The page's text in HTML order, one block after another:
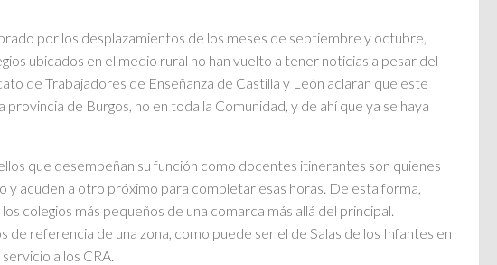
por los desplazamientos de los meses de septiembre y octubre,
ubicados en el medio rural no han vuelto a tener noticias a pesar del
de Trabajadores de Enseñanza de Castilla y León aclaran que este
de Burgos, no en toda la Comunidad, y de ahí que ya se haya
que desempeñan su función como docentes itinerantes son quienes
y acuden a otro próximo para completar esas horas. De esta forma,
colegios más pequeños de una comarca más allá del principal.
referencia de una zona, como puede ser el de Salas de los Infantes en
a los CRA.